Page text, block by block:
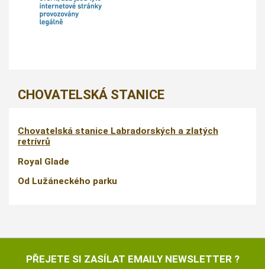
CHOVATELSKÁ STANICE
Chovatelská stanice Labradorských a zlatých
retrívrů
Royal Glade
Od Lužáneckého parku
PŘEJETE SI ZASÍLAT EMAILY NEWSLETTER ?